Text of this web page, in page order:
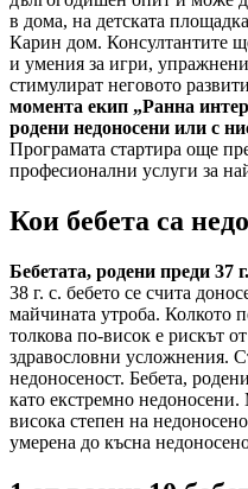
в дома, на детската
Карин дом. Консултантите
и умения за игри,
стимулират неговото
момента екип „Ранна
родени недоносени или с
Програмата стартира още
професионални услуги за
Кои бебета са
Бебетата, родени преди 37
38 г. с. бебето се счита
майчината утроба. Колкото
толкова по-висок е рискът
здравословни усложнения.
недоносеност. Бебета,
като екстремно
висока степен на
умерена до късна